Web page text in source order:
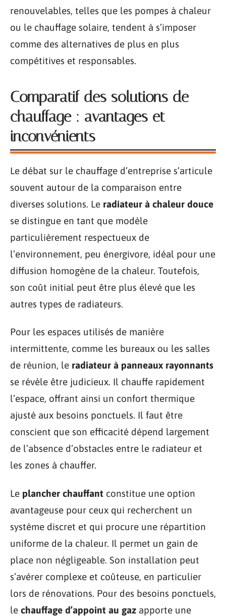
renouvelables, telles que les pompes à chaleur
ou le chauffage solaire, tendent à s’imposer
comme des alternatives de plus en plus
compétitives et responsables.
Comparatif des solutions de
chauffage : avantages et
inconvénients
Le débat sur le chauffage d’entreprise s’articule
souvent autour de la comparaison entre
diverses solutions. Le radiateur à chaleur douce
se distingue en tant que modèle
particulièrement respectueux de
l’environnement, peu énergivore, idéal pour une
diffusion homogène de la chaleur. Toutefois,
son coût initial peut être plus élevé que les
autres types de radiateurs.
Pour les espaces utilisés de manière
intermittente, comme les bureaux ou les salles
de réunion, le radiateur à panneaux rayonnants
se révèle être judicieux. Il chauffe rapidement
l’espace, offrant ainsi un confort thermique
ajusté aux besoins ponctuels. Il faut être
conscient que son efficacité dépend largement
de l’absence d’obstacles entre le radiateur et
les zones à chauffer.
Le plancher chauffant constitue une option
avantageuse pour ceux qui recherchent un
système discret et qui procure une répartition
uniforme de la chaleur. Il permet un gain de
place non négligeable. Son installation peut
s’avérer complexe et coûteuse, en particulier
lors de rénovations. Pour des besoins ponctuels,
le chauffage d’appoint au gaz apporte une